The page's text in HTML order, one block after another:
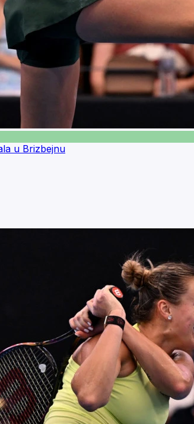
u Brizbejnu